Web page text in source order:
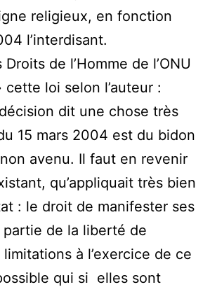
religieux, en fonction
l’interdisant.
de l’Homme de l’ONU
cette loi selon l’auteur :
dit une chose très
15 mars 2004 est du bidon
avenu. Il faut en revenir
qu’appliquait très bien
: le droit de manifester ses
de la liberté de
à l’exercice de ce
qui si elles sont